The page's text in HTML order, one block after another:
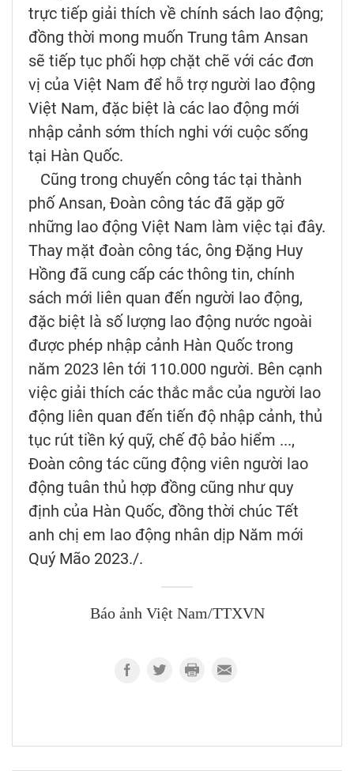
trực tiếp giải thích về chính sách lao động;
đồng thời mong muốn Trung tâm Ansan
sẽ tiếp tục phối hợp chặt chẽ với các đơn
vị của Việt Nam để hỗ trợ người lao động
Việt Nam, đặc biệt là các lao động mới
nhập cảnh sớm thích nghi với cuộc sống
tại Hàn Quốc.
Cũng trong chuyến công tác tại thành
phố Ansan, Đoàn công tác đã gặp gỡ
những lao động Việt Nam làm việc tại đây.
Thay mặt đoàn công tác, ông Đặng Huy
Hồng đã cung cấp các thông tin, chính
sách mới liên quan đến người lao động,
đặc biệt là số lượng lao động nước ngoài
được phép nhập cảnh Hàn Quốc trong
năm 2023 lên tới 110.000 người. Bên cạnh
việc giải thích các thắc mắc của người lao
động liên quan đến tiến độ nhập cảnh, thủ
tục rút tiền ký quỹ, chế độ bảo hiểm ...,
Đoàn công tác cũng động viên người lao
động tuân thủ hợp đồng cũng như quy
định của Hàn Quốc, đồng thời chúc Tết
anh chị em lao động nhân dịp Năm mới
Quý Mão 2023./.
Báo ảnh Việt Nam/TTXVN